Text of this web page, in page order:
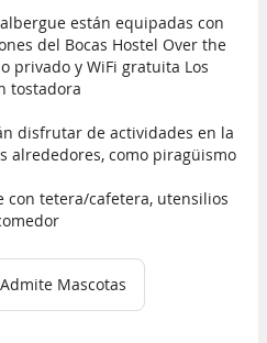
están equipadas con
del Bocas Hostel Over the
privado y WiFi gratuita Los
tostadora
disfrutar de actividades en la
alrededores, como piragüismo
con tetera/cafetera, utensilios
Admite Mascotas